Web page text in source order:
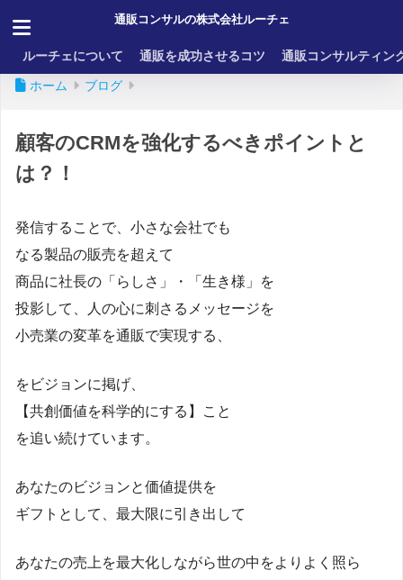
通販コンサルの株式会社ルーチェ
ルーチェについて 通販を成功させるコツ 通販コンサルティン
ホーム ブログ
顧客のCRMを強化するべきポイントと
は？！
発信することで、小さな会社でも
なる製品の販売を超えて
商品に社長の「らしさ」・「生き様」を
投影して、人の心に刺さるメッセージを
小売業の変革を通販で実現する、
をビジョンに掲げ、
【共創価値を科学的にする】こと
を追い続けています。
あなたのビジョンと価値提供を
ギフトとして、最大限に引き出して
あなたの売上を最大化しながら世の中をよりよく照ら